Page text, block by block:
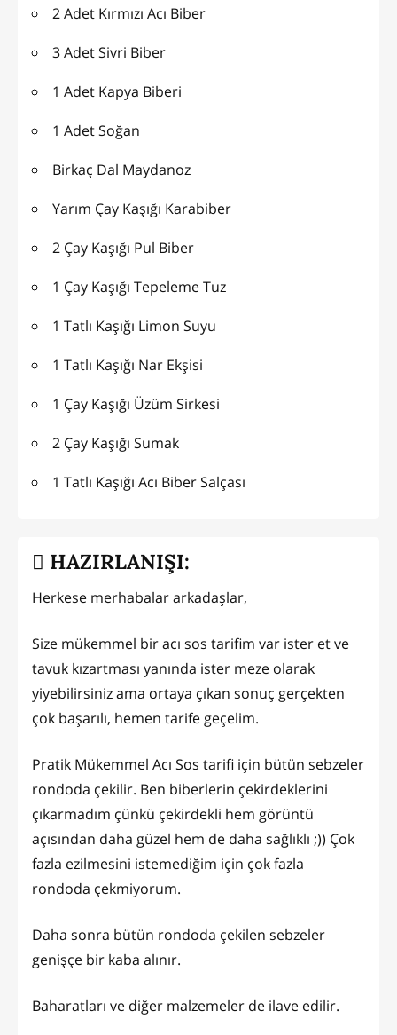
2 Adet Kırmızı Acı Biber
3 Adet Sivri Biber
1 Adet Kapya Biberi
1 Adet Soğan
Birkaç Dal Maydanoz
Yarım Çay Kaşığı Karabiber
2 Çay Kaşığı Pul Biber
1 Çay Kaşığı Tepeleme Tuz
1 Tatlı Kaşığı Limon Suyu
1 Tatlı Kaşığı Nar Ekşisi
1 Çay Kaşığı Üzüm Sirkesi
2 Çay Kaşığı Sumak
1 Tatlı Kaşığı Acı Biber Salçası
HAZIRLANIŞI:
Herkese merhabalar arkadaşlar,
Size mükemmel bir acı sos tarifim var ister et ve
tavuk kızartması yanında ister meze olarak
yiyebilirsiniz ama ortaya çıkan sonuç gerçekten
çok başarılı, hemen tarife geçelim.
Pratik Mükemmel Acı Sos tarifi için bütün sebzeler
rondoda çekilir. Ben biberlerin çekirdeklerini
çıkarmadım çünkü çekirdekli hem görüntü
açısından daha güzel hem de daha sağlıklı ;)) Çok
fazla ezilmesini istemediğim için çok fazla
rondoda çekmiyorum.
Daha sonra bütün rondoda çekilen sebzeler
genişçe bir kaba alınır.
Baharatları ve diğer malzemeler de ilave edilir.